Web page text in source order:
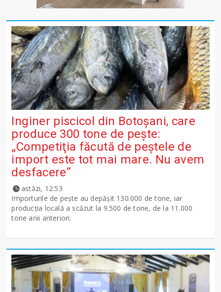
Inginer piscicol din Botoşani, care
produce 300 tone de peşte:
„Competiţia făcută de peştele de
import este tot mai mare. Nu avem
desfacere“
astăzi, 12:53
Importurile de peşte au depăşit 130.000 de tone, iar
producţia locală a scăzut la 9.500 de tone, de la 11.000
tone anii anteriori.